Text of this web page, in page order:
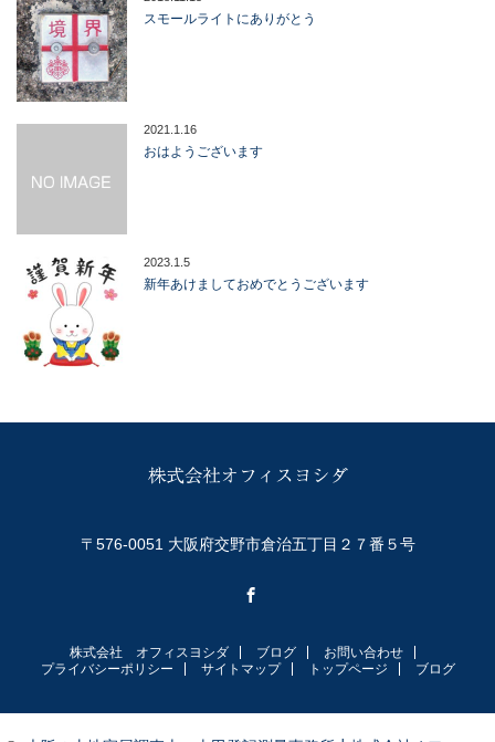
スモールライトにありがとう
2021.1.16
おはようございます
2023.1.5
新年あけましておめでとうございます
〒576-0051 大阪府交野市倉治五丁目２７番５号
株式会社 オフィスヨシダ ブログ
お問い合わせ
プライバシーポリシー
サイトマップ トップページ ブログ